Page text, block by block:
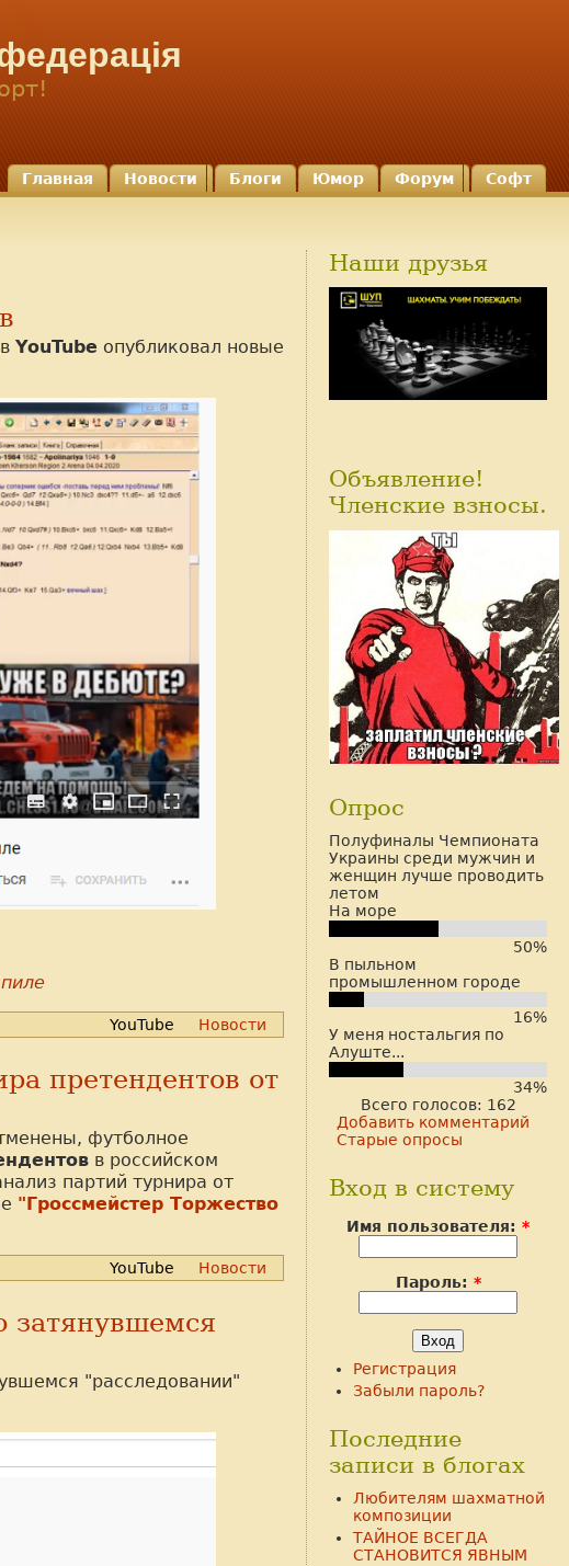
Главная Новости Блоги Юмор Форум Софт
YouTube опубликовал новые
YouTube Новости
претендентов от
футболное
в российском
партий турнира от
"Гроссмейстер Торжество
YouTube Новости
затянувшемся
"расследовании"
Наши друзья
Объявление!
Членские взносы.
Опрос
Полуфиналы Чемпионата
Украины среди мужчин и
женщин лучше проводить
летом
На море
50%
В пыльном
промышленном городе
16%
У меня ностальгия по
Алуште...
34%
Всего голосов: 162
Добавить комментарий
Старые опросы
Вход в систему
Имя пользователя: *
Пароль: *
Регистрация
Забыли пароль?
Последние
записи в блогах
Любителям шахматной
композиции
ТАЙНОЕ ВСЕГДА
СТАНОВИТСЯ ЯВНЫМ